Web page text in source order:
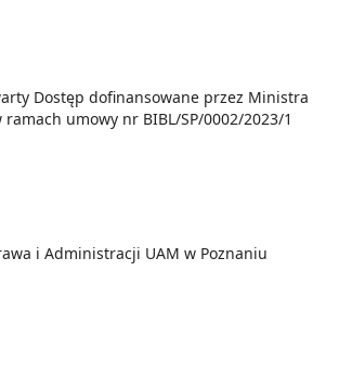
Dostęp dofinansowane przez Ministra
umowy nr BIBL/SP/0002/2023/1
i Administracji UAM w Poznaniu